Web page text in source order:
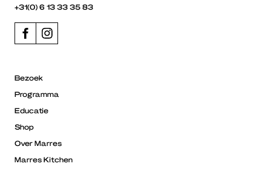
+31(0) 6 13 33 35 83
Bezoek
Programma
Educatie
Shop
Over Marres
Marres Kitchen